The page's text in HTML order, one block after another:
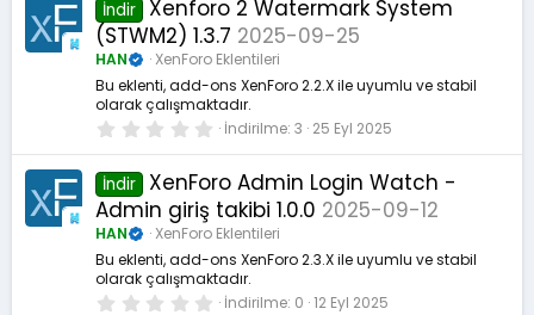
y
ı
d
ı
z
İndir
Xenforo 2 Watermark System
(STWM2) 1.3.7 2025-09-25
HAN
XenForo Eklentileri
Bu eklenti, add-ons XenForo 2.2.X ile uyumlu ve stabil
olarak çalışmaktadır.
0
0
0
y
d
ı
z
İndirilme 3 25 Eyl 2025
İndir
XenForo Admin Login Watch -
Admin giriş takibi 1.0.0 2025-09-12
HAN
XenForo Eklentileri
Bu eklenti, add-ons XenForo 2.3.X ile uyumlu ve stabil
olarak çalışmaktadır.
0 İndirilme 0 12 Eyl 2025